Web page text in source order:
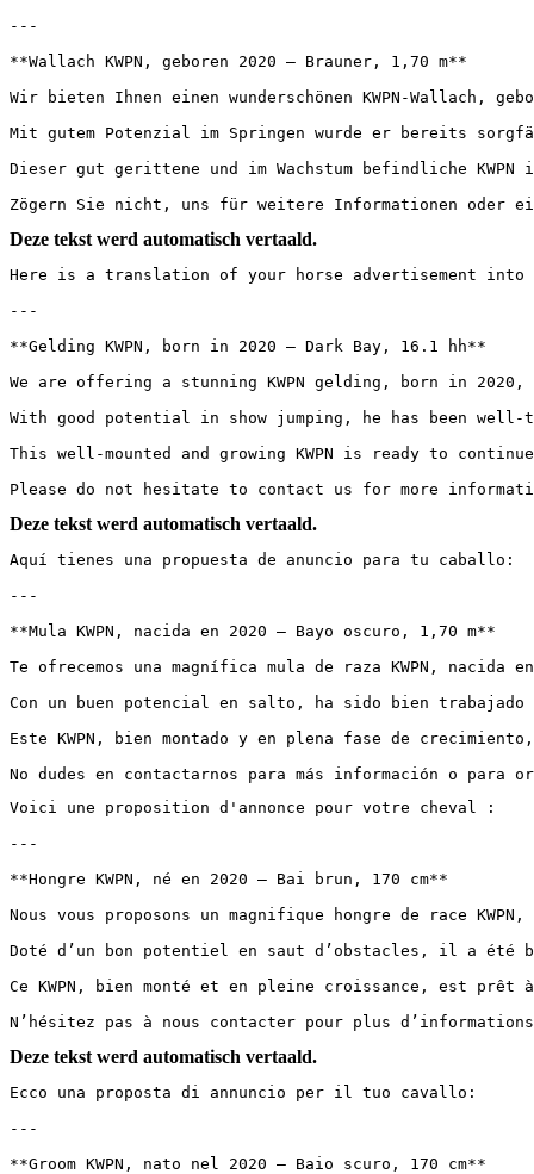
---
**Wallach KWPN, geboren 2020 – Brauner, 1,70 m**
Wir bieten Ihnen einen wunderschönen KWPN-Wallach,
Mit gutem Potenzial im Springen wurde er bereits
Dieser gut gerittene und im Wachstum befindliche
Zögern Sie nicht, uns für weitere Informationen oder
Deze tekst werd automatisch vertaald.
Here is a translation of your horse advertisement into
---
**Gelding KWPN, born in 2020 – Dark Bay, 16.1 hh**
We are offering a stunning KWPN gelding, born in
With good potential in show jumping, he has been
This well-mounted and growing KWPN is ready to
Please do not hesitate to contact us for more
Deze tekst werd automatisch vertaald.
Aquí tienes una propuesta de anuncio para tu caballo:
---
**Mula KWPN, nacida en 2020 – Bayo oscuro, 1,70 m**
Te ofrecemos una magnífica mula de raza KWPN,
Con un buen potencial en salto, ha sido bien
Este KWPN, bien montado y en plena fase de
No dudes en contactarnos para más información o
Voici une proposition d'annonce pour votre cheval :
---
**Hongre KWPN, né en 2020 – Bai brun, 170 cm**
Nous vous proposons un magnifique hongre de race
Doté d’un bon potentiel en saut d’obstacles, il a été
Ce KWPN, bien monté et en pleine croissance, est
N’hésitez pas à nous contacter pour plus
Deze tekst werd automatisch vertaald.
Ecco una proposta di annuncio per il tuo cavallo:
---
**Groom KWPN, nato nel 2020 – Baio scuro, 170 cm**